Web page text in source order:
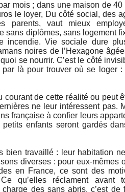
mois ; dans une maison de 40
le loyer, Du côté social, des
parents, vaut mieux
sans diplômes, sans logement
incendie. Vie sociale dure
noires de l’Hexagone
se nourrir. C’est le côté
là pour trouver où se loger :
courant de cette réalité ou peut
ne leur intéressent pas.
française à confier leurs
enfants seront gardés
bien travaillé : leur habitation
diverses : pour eux-mêmes
en France, ce sont des
qu’elles réclament avant
des sans abris, c’est de